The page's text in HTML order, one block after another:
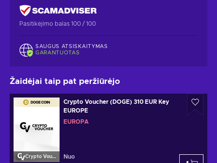
Pasitikėjimo balas 100 / 100
SAUGUS ATSISKAITYMAS
GARANTUOTAS
Žaidėjai taip pat peržiūrėjo
Crypto Voucher
Crypto Voucher (DOGE) 310 EUR Key
EUROPE
EUROPA
Nuo